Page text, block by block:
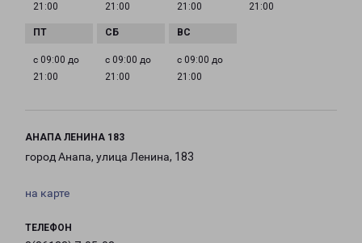
21:00
21:00
21:00
21:00
с 09:00 до
21:00
с 09:00 до
21:00
с 09:00 до
21:00
АНАПА ЛЕНИНА 183
город Анапа, улица Ленина, 183
на карте
ТЕЛЕФОН